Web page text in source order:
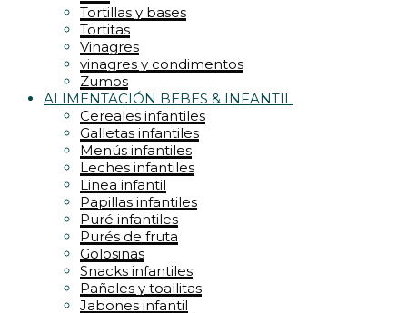
Tortillas y bases
Tortitas
Vinagres
vinagres y condimentos
Zumos
ALIMENTACIÓN BEBES & INFANTIL
Cereales infantiles
Galletas infantiles
Menús infantiles
Leches infantiles
Linea infantil
Papillas infantiles
Puré infantiles
Purés de fruta
Golosinas
Snacks infantiles
Pañales y toallitas
Jabones infantil